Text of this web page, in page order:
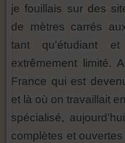
je fouillais sur des
de mètres carrés
tant qu'étudiant
extrêmement limité.
France qui est
et là où on travaillait
spécialisé,
complètes et